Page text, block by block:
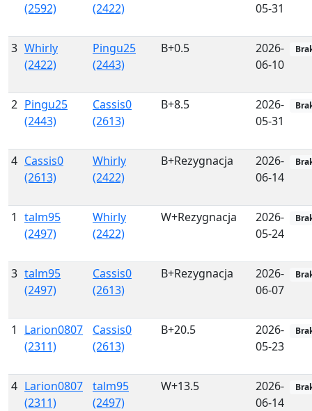
(2592)
(2422)
05-31
3 Whirly
(2422)
Pingu25
(2443)
B+0.5
2026-
06-10
2 Pingu25
(2443)
Cassis0
(2613)
B+8.5
2026-
05-31
4 Cassis0
(2613)
Whirly
(2422)
B+Rezygnacja
2026-
06-14
1 talm95
(2497)
Whirly
(2422)
W+Rezygnacja
2026-
05-24
3 talm95
(2497)
Cassis0
(2613)
B+Rezygnacja
2026-
06-07
1
Larion0807
(2311)
Cassis0
(2613)
B+20.5
2026-
05-23
4 Larion0807
(2311)
talm95
(2497)
W+13.5
2026-
06-14